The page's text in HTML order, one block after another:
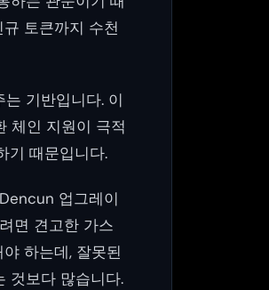
규 토큰까지 수천
기반입니다. 이
체인 지원이 극적
기 때문입니다.
업그레이
면 견고한 가스
하는데, 잘못된
것보다 많습니다.